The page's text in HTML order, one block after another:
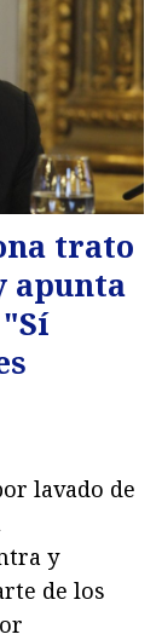
trato
apunta
lavado de
y
de los